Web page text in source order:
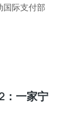
国际支付部
：一家宁